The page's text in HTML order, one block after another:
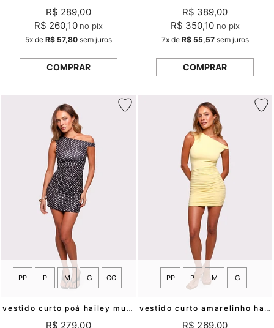
R$ 289,00
R$ 260,10 no pix
5xde R$ 57,80sem juros
COMPRAR
R$ 389,00
R$ 350,10 no pix
7xde R$ 55,57sem juros
COMPRAR
vestido curto poá hailey mundo lolita
PP P M G GG
R$ 279,00
vestido curto amarelinho hailey mundo lolita
PP P M G
R$ 269,00